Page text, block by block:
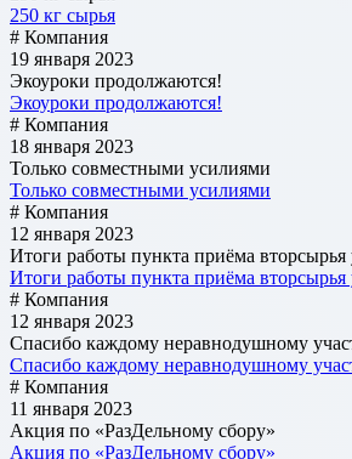
250 кг сырья
# Компания
19 января 2023
Экоуроки продолжаются!
Экоуроки продолжаются!
# Компания
18 января 2023
Только совместными усилиями
Только совместными усилиями
# Компания
12 января 2023
Итоги работы пункта приёма вторсырья
Итоги работы пункта приёма вторсырья
# Компания
12 января 2023
Спасибо каждому неравнодушному
Спасибо каждому неравнодушному
# Компания
11 января 2023
Акция по «РазДельному сбору»
Акция по «РазДельному сбору»